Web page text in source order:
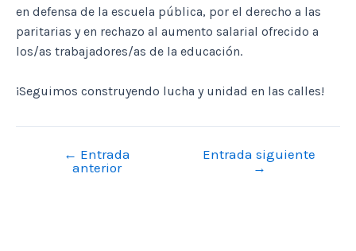
en defensa de la escuela pública, por el derecho a las
paritarias y en rechazo al aumento salarial ofrecido a
los/as trabajadores/as de la educación.
¡Seguimos construyendo lucha y unidad en las calles!
Navegación
← Entrada
anterior
Entrada siguiente
→